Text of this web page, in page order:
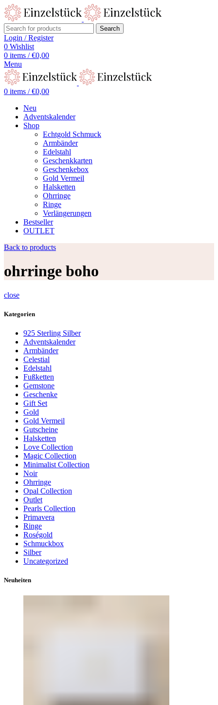
Search
Login / Register
0 Wishlist
0 items / €0,00
Menu
0 items / €0,00
Neu
Adventskalender
Shop
Echtgold Schmuck
Armbänder
Edelstahl
Geschenkkarten
Geschenkebox
Gold Vermeil
Halsketten
Ohrringe
Ringe
Verlängerungen
Bestseller
OUTLET
Back to products
ohrringe boho
close
Kategorien
925 Sterling Silber
Adventskalender
Armbänder
Celestial
Edelstahl
Fußketten
Gemstone
Geschenke
Gift Set
Gold
Gold Vermeil
Gutscheine
Halsketten
Love Collection
Magic Collection
Minimalist Collection
Noir
Ohrringe
Opal Collection
Outlet
Pearls Collection
Primavera
Ringe
Roségold
Schmuckbox
Silber
Uncategorized
Neuheiten